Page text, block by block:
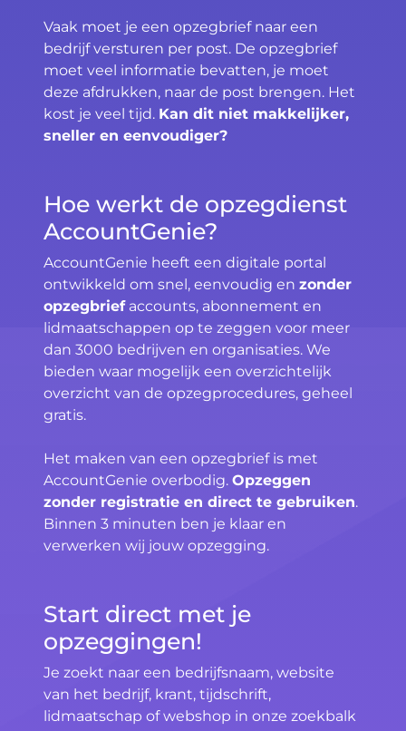
Vaak moet je een opzegbrief naar een
bedrijf versturen per post. De opzegbrief
moet veel informatie bevatten, je moet
deze afdrukken, naar de post brengen. Het
kost je veel tijd. Kan dit niet makkelijker,
sneller en eenvoudiger?
Hoe werkt de opzegdienst
AccountGenie?
AccountGenie heeft een digitale portal
ontwikkeld om snel, eenvoudig en zonder
opzegbriefaccounts, abonnement en
lidmaatschappen op te zeggen voor meer
dan 3000 bedrijven en organisaties. We
bieden waar mogelijk een overzichtelijk
overzicht van de opzegprocedures, geheel
gratis.
Het maken van een opzegbrief is met
AccountGenie overbodig. Opzeggen
zonder registratie en direct te gebruiken.
Binnen 3 minuten ben je klaar en
verwerken wij jouw opzegging.
Start direct met je
opzeggingen!
Je zoekt naar een bedrijfsnaam, website
van het bedrijf, krant, tijdschrift,
lidmaatschap of webshop in onze zoekbalk